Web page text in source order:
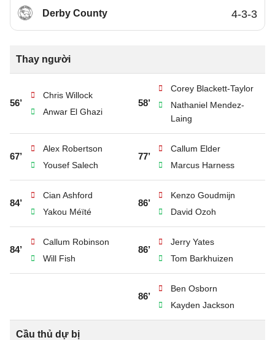
Derby County 4-3-3
Thay người
56’
Chris Willock
Anwar El Ghazi
58’
Corey Blackett-Taylor
Nathaniel Mendez-
Laing
67’
Alex Robertson
Yousef Salech
77’
Callum Elder
Marcus Harness
84’
Cian Ashford
Yakou Méïté
86’
Kenzo Goudmijn
David Ozoh
84’
Callum Robinson
Will Fish
86’
Jerry Yates
Tom Barkhuizen
86’
Ben Osborn
Kayden Jackson
Cầu thủ dự bị